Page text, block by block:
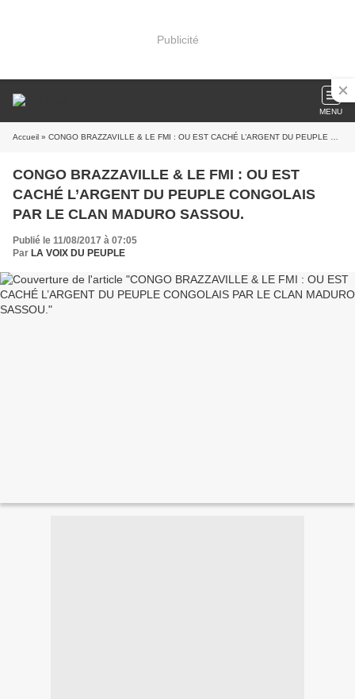
Publicité
MENU
Accueil » CONGO BRAZZAVILLE & LE FMI : OU EST CACHÉ L’ARGENT DU PEUPLE CONGOLAIS PAR LE CLAN MADURO SASSOU.
CONGO BRAZZAVILLE & LE FMI : OU EST
CACHÉ L’ARGENT DU PEUPLE CONGOLAIS
PAR LE CLAN MADURO SASSOU.
Publié le 11/08/2017 à 07:05
Par LA VOIX DU PEUPLE